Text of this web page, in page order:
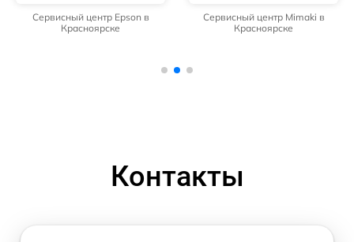
Сервисный центр Epson в
Красноярске
Сервисный центр Mimaki в
Красноярске
Контакты